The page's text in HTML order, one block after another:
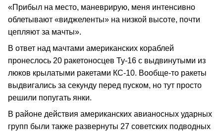
«Прибыл на место, маневрирую, меня интенсивно
облетывают «виджеленты» на низкой высоте, почти
цепляют за мачты».
В ответ над мачтами американских кораблей
пронеслось 20 ракетоносцев Ту-16 с выдвинутыми из
люков крылатыми ракетами КС-10. Вообще-то ракеты
выдвигались за секунду перед пуском, но тут просто
решили попугать янки.
В районе действия американских авианосных ударных
групп были также развернуты 27 советских подводных